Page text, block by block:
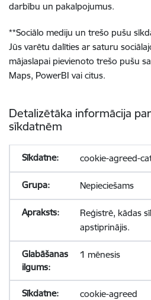
darbību un pakalpojumus.
**Sociālo mediju un trešo pušu
Jūs varētu dalīties ar saturu
mājaslapai pievienoto trešo pušu
Maps, PowerBI vai citus.
Detalizētāka informācija
sīkdatnēm
cookie-agreed-
Nepieciešams
Reģistrē, kādas
apstiprinājis.
1 mēnesis
cookie-agreed